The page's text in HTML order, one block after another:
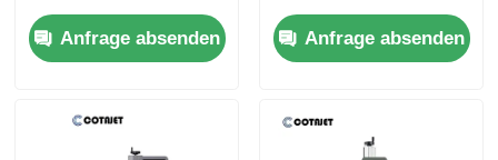
Flexibility Simple
Anfrage absenden
starre Kunststoffe
220V 50HZ
Anfrage absenden